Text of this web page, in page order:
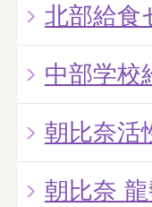
北部給食
中部学校
朝比奈活
朝比奈